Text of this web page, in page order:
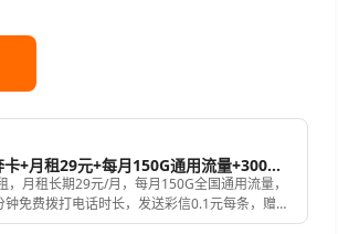
联通飞奔卡+月租29元+每月150G通用流量+300分钟
，月租长期29元/月，每月150G全国通用流量，
免费拨打电话时长，发送彩信0.1元每条，赠送
号码和归属地都是随机的，激活时必须要一次性